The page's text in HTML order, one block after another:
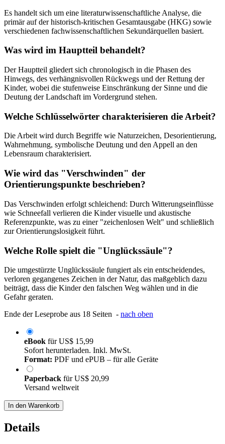
Es handelt sich um eine literaturwissenschaftliche Analyse, die
primär auf der historisch-kritischen Gesamtausgabe (HKG) sowie
verschiedenen fachwissenschaftlichen Sekundärquellen basiert.
Was wird im Hauptteil behandelt?
Der Hauptteil gliedert sich chronologisch in die Phasen des
Hinwegs, des verhängnisvollen Rückwegs und der Rettung der
Kinder, wobei die stufenweise Einschränkung der Sinne und die
Deutung der Landschaft im Vordergrund stehen.
Welche Schlüsselwörter charakterisieren die Arbeit?
Die Arbeit wird durch Begriffe wie Naturzeichen, Desorientierung,
Wahrnehmung, symbolische Deutung und den Appell an den
Lebensraum charakterisiert.
Wie wird das "Verschwinden" der
Orientierungspunkte beschrieben?
Das Verschwinden erfolgt schleichend: Durch Witterungseinflüsse
wie Schneefall verlieren die Kinder visuelle und akustische
Referenzpunkte, was zu einer "zeichenlosen Welt" und schließlich
zur Orientierungslosigkeit führt.
Welche Rolle spielt die "Unglückssäule"?
Die umgestürzte Unglückssäule fungiert als ein entscheidendes,
verloren gegangenes Zeichen in der Natur, das maßgeblich dazu
beiträgt, dass die Kinder den falschen Weg wählen und in die
Gefahr geraten.
Ende der Leseprobe aus 18 Seiten - nach oben
eBook fürUS$ 15,99
Sofort herunterladen. Inkl. MwSt.
Format: PDF und ePUB – für alle Geräte
Paperback fürUS$ 20,99
Versand weltweit
In den Warenkorb
Details